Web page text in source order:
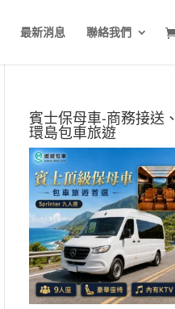
最新消息 聯絡我們
賓士保母車-商務接送、
環島包車旅遊